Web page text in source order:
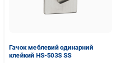
Гачок меблевий одинарний
клейкий HS-503S SS